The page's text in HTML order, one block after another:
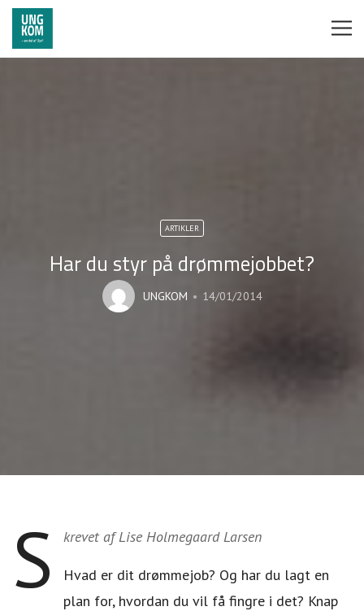
ARTIKLER
Har du styr på drømmejobbet?
UNGKOM 14/01/2014
S krevet af Lise Holmegaard Larsen
Hvad er dit drømmejob? Og har du lagt en
plan for, hvordan du vil få fingre i det? Knap